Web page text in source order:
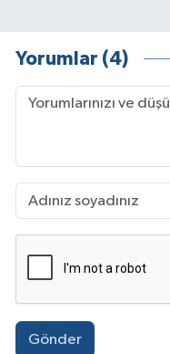
Yorumlar (4)
Gönder